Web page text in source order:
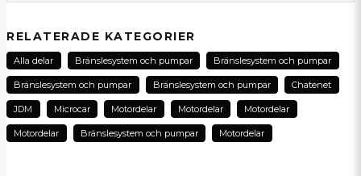
Fråga oss om denna produkt...
name
Namn
RELATERADE KATEGORIER
Alla delar Bränslesystem och pumpar Bränslesystem och pumpar
Bränslesystem och pumpar Bränslesystem och pumpar Chatenet
JDM Microcar Motordelar Motordelar Motordelar
Motordelar Bränslesystem och pumpar Motordelar